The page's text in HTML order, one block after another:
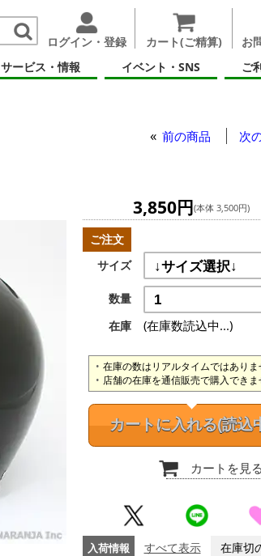
ログイン・登録 カート(ご精算)
お
サービス・情報 イベント・SNS ご
前の商品 次
3,850円(本体 3,500円)
ご注文
サイズ
数量
在庫
(在庫数読込中...)
在庫の数はリアルタイムではありま
店舗の在庫を通信販売で購入できま
カートに入れる(読込
カートを見る
入荷情報 すべて表示 在庫切